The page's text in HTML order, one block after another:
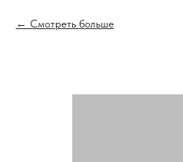
Смотреть больше